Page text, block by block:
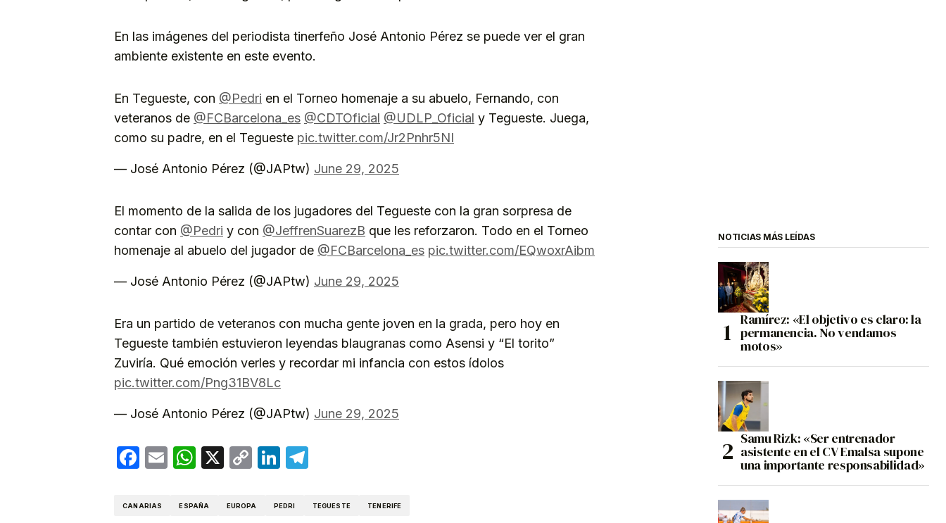
En las imágenes del periodista tinerfeño José Antonio Pérez se puede ver el gran
ambiente existente en este evento.
En Tegueste, con @Pedri en el Torneo homenaje a su abuelo, Fernando, con
veteranos de @FCBarcelona_es @CDTOficial @UDLP_Oficial y Tegueste. Juega,
como su padre, en el Tegueste pic.twitter.com/Jr2Pnhr5NI
— José Antonio Pérez (@JAPtw) June 29, 2025
El momento de la salida de los jugadores del Tegueste con la gran sorpresa de
contar con @Pedri y con @JeffrenSuarezB que les reforzaron. Todo en el Torneo
homenaje al abuelo del jugador de @FCBarcelona_es pic.twitter.com/EQwoxrAibm
— José Antonio Pérez (@JAPtw) June 29, 2025
Era un partido de veteranos con mucha gente joven en la grada, pero hoy en
Tegueste también estuvieron leyendas blaugranas como Asensi y “El torito”
Zuviría. Qué emoción verles y recordar mi infancia con estos ídolos
pic.twitter.com/Png31BV8Lc
— José Antonio Pérez (@JAPtw) June 29, 2025
Facebook
EmailWhatsApp
X
CopyLinkedIn
CANARIAS ESPAÑA EUROPA PEDRI TEGUESTE TENERIFE
NOTICIAS MÁS LEÍDAS
Ramírez: «El objetivo es claro: la
permanencia. No vendamos
motos»
Samu Rizk: «Ser entrenador
asistente en el CV Emalsa supone
una importante responsabilidad»